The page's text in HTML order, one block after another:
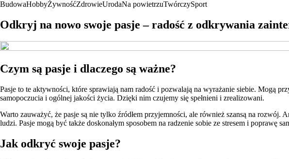
BudowaHobbyŻywnośćZdrowieUrodaNa powietrzuTwórczySport
Odkryj na nowo swoje pasje – radość z odkrywania
Czym są pasje i dlaczego są ważne?
Pasje to te aktywności, które sprawiają nam radość i pozwalają na wyrażanie siebie. Mogą
samopoczucia i ogólnej jakości życia. Dzięki nim czujemy się spełnieni i zrealizowani.
Warto zauważyć, że pasje są nie tylko źródłem przyjemności, ale również szansą na
ludzi. Pasje mogą być także doskonałym sposobem na radzenie sobie ze stresem i poprawę
Jak odkryć swoje pasje?